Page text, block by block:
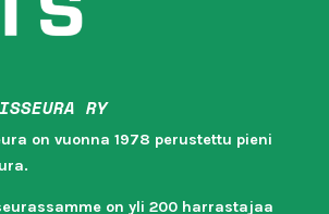
RY
on vuonna 1978 perustettu pieni
on yli 200 harrastajaa